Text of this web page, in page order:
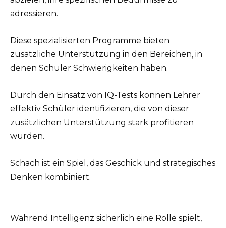
adressieren.
Diese spezialisierten Programme bieten
zusätzliche Unterstützung in den Bereichen, in
denen Schüler Schwierigkeiten haben.
Durch den Einsatz von IQ-Tests können Lehrer
effektiv Schüler identifizieren, die von dieser
zusätzlichen Unterstützung stark profitieren
würden.
Schach ist ein Spiel, das Geschick und strategisches
Denken kombiniert.
Während Intelligenz sicherlich eine Rolle spielt,